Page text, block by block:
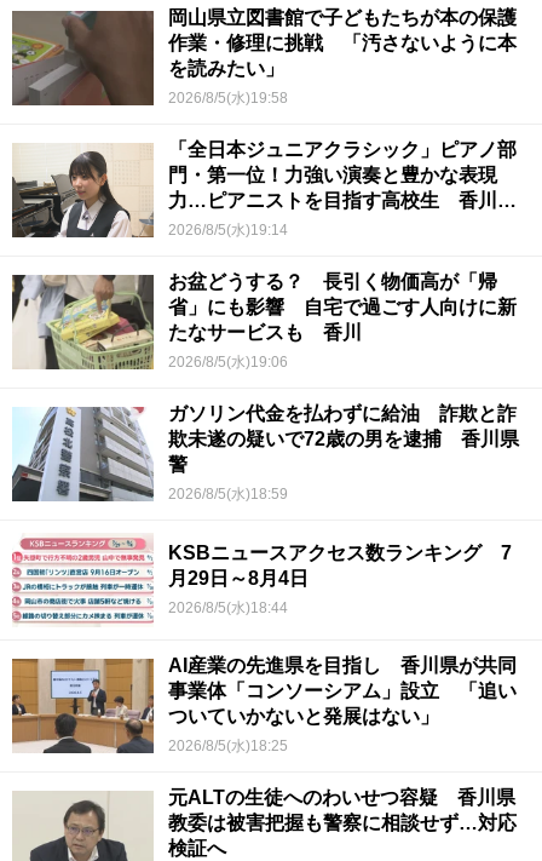
岡山県立図書館で子どもたちが本の保護
作業・修理に挑戦 「汚さないように本
を読みたい」
2026/8/5(水)19:58
「全日本ジュニアクラシック」ピアノ部
門・第一位！力強い演奏と豊かな表現
力…ピアニストを目指す高校生 香川
【青春のキセキ】
2026/8/5(水)19:14
お盆どうする？ 長引く物価高が「帰
省」にも影響 自宅で過ごす人向けに新
たなサービスも 香川
2026/8/5(水)19:06
ガソリン代金を払わずに給油 詐欺と詐
欺未遂の疑いで72歳の男を逮捕 香川県
警
2026/8/5(水)18:59
KSBニュースアクセス数ランキング 7
月29日～8月4日
2026/8/5(水)18:44
AI産業の先進県を目指し 香川県が共同
事業体「コンソーシアム」設立 「追い
ついていかないと発展はない」
2026/8/5(水)18:25
元ALTの生徒へのわいせつ容疑 香川県
教委は被害把握も警察に相談せず…対応
検証へ